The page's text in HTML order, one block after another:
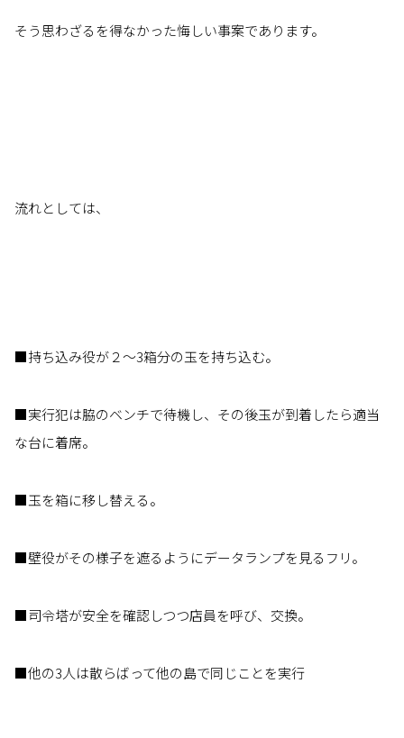
そう思わざるを得なかった悔しい事案であります。
流れとしては、
■持ち込み役が２～3箱分の玉を持ち込む。
■実行犯は脇のベンチで待機し、その後玉が到着したら適当
な台に着席。
■玉を箱に移し替える。
■壁役がその様子を遮るようにデータランプを見るフリ。
■司令塔が安全を確認しつつ店員を呼び、交換。
■他の3人は散らばって他の島で同じことを実行